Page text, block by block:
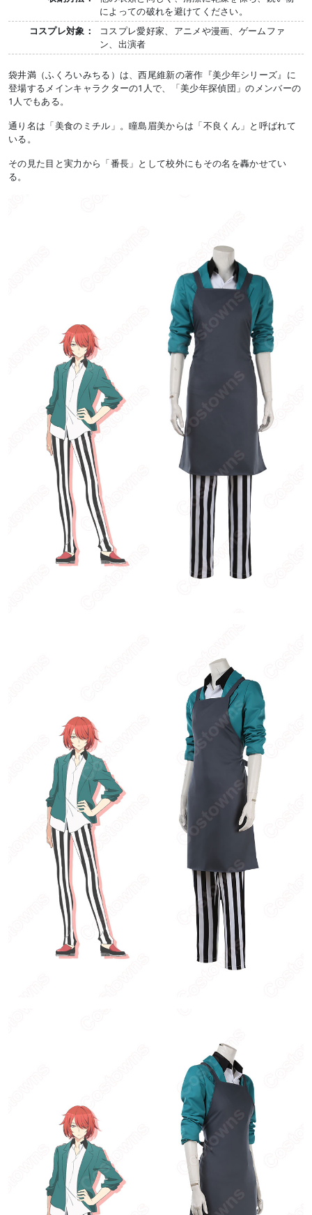
によっての破れを避けてください。
コスプレ対象：
コスプレ愛好家、アニメや漫画、ゲームファ
ン、出演者
袋井満（ふくろいみちる）は、西尾維新の著作『美少年シリーズ』に
登場するメインキャラクターの1人で、「美少年探偵団」のメンバーの
1人でもある。
通り名は「美食のミチル」。瞳島眉美からは「不良くん」と呼ばれて
いる。
その見た目と実力から「番長」として校外にもその名を轟かせてい
る。